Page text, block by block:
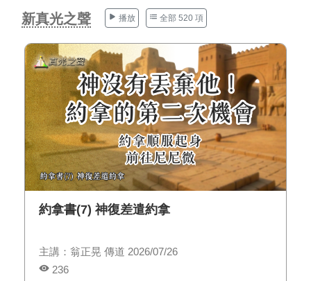
新真光之聲 播放 全部 520 項
約拿書(7) 神復差遣約拿
主講：翁正晃 傳道 2026/07/26
236